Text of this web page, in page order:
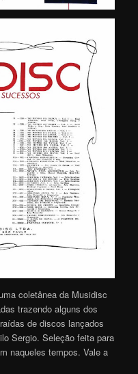
coletânea da Musidisc
trazendo alguns dos
de discos lançados
Sergio. Seleção feita para
naqueles tempos. Vale a